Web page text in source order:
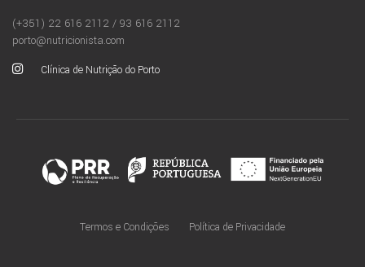
(+351) 22 616 2112 / 93 616 2112
porto@nutricionista.com
Clínica de Nutrição do Porto
Termos e Condições Política de Privacidade